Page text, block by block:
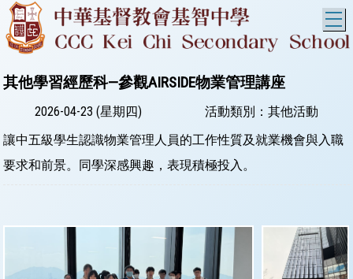
其他學習經歷科—參觀AIRSIDE物業管理講座
2026-04-23 (星期四)
活動類別：其他活動
讓中五級學生認識物業管理人員的工作性質及就業機會與入職
要求和前景。同學深感興趣，表現積極投入。